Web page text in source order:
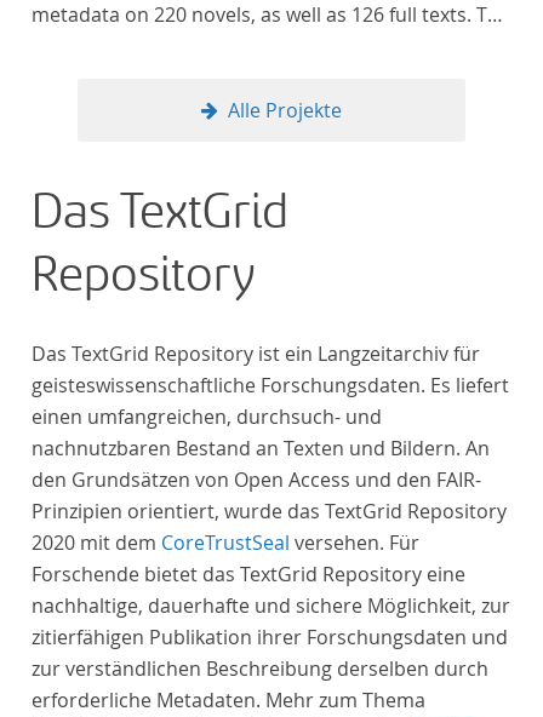
metadata on 220 novels, as well as 126 full texts. The
girl novel") genre a subcategory of the
Alle Projekte
Das TextGrid
Repository
Das TextGrid Repository ist ein Langzeitarchiv für
geisteswissenschaftliche Forschungsdaten. Es liefert
einen umfangreichen, durchsuch- und
nachnutzbaren Bestand an Texten und Bildern. An
den Grundsätzen von Open Access und den FAIR-
Prinzipien orientiert, wurde das TextGrid Repository
2020 mit dem CoreTrustSeal versehen. Für
Forschende bietet das TextGrid Repository eine
nachhaltige, dauerhafte und sichere Möglichkeit, zur
zitierfähigen Publikation ihrer Forschungsdaten und
zur verständlichen Beschreibung derselben durch
erforderliche Metadaten. Mehr zum Thema